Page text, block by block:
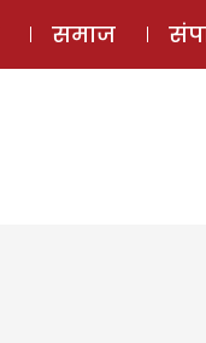
समाज